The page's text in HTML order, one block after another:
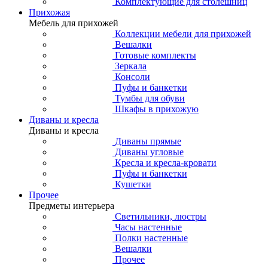
Прихожая
Мебель для прихожей
Коллекции мебели для прихожей
Вешалки
Готовые комплекты
Зеркала
Консоли
Пуфы и банкетки
Тумбы для обуви
Шкафы в прихожую
Диваны и кресла
Диваны и кресла
Диваны прямые
Диваны угловые
Кресла и кресла-кровати
Пуфы и банкетки
Кушетки
Прочее
Предметы интерьера
Светильники, люстры
Часы настенные
Полки настенные
Вешалки
Прочее